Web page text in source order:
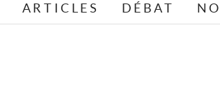
ARTICLES DÉBAT